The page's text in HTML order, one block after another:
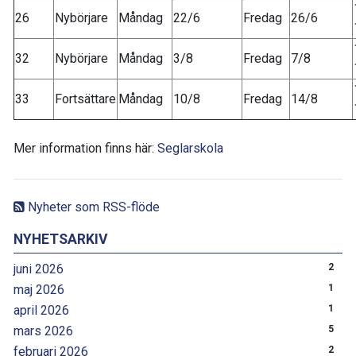
Nyheter som RSS-flöde
NYHETSARKIV
juni 2026 2
maj 2026 1
april 2026 1
mars 2026 5
februari 2026 2
26 Nybörjare Måndag 22/6 Fredag 26/6
32 Nybörjare Måndag 3/8 Fredag 7/8
33 Fortsättare Måndag 10/8 Fredag 14/8
Mer information finns här: Seglarskola